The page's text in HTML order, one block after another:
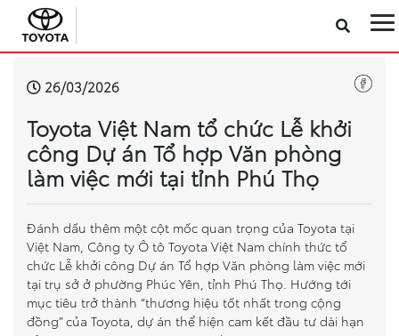
Sản phẩm
Công nghệ
Dịch vụ
Điện hóa
Về Toyota Việt Nam
Tin tức & Khuyến mãi
26/03/2026
Toyota Việt Nam tổ chức Lễ khởi
công Dự án Tổ hợp Văn phòng
làm việc mới tại tỉnh Phú Thọ
Đánh dấu thêm một cột mốc quan trọng của Toyota tại
Việt Nam, Công ty Ô tô Toyota Việt Nam chính thức tổ
chức Lễ khởi công Dự án Tổ hợp Văn phòng làm việc mới
tại trụ sở ở phường Phúc Yên, tỉnh Phú Thọ. Hướng tới
mục tiêu trở thành “thương hiệu tốt nhất trong cộng
đồng” của Toyota, dự án thể hiện cam kết đầu tư dài hạn